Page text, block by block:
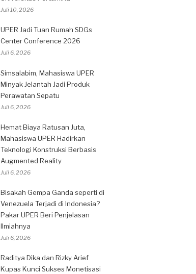
Juli 10, 2026
UPER Jadi Tuan Rumah SDGs
Center Conference 2026
Juli 6, 2026
Simsalabim, Mahasiswa UPER
Minyak Jelantah Jadi Produk
Perawatan Sepatu
Juli 6, 2026
Hemat Biaya Ratusan Juta,
Mahasiswa UPER Hadirkan
Teknologi Konstruksi Berbasis
Augmented Reality
Juli 6, 2026
Bisakah Gempa Ganda seperti di
Venezuela Terjadi di Indonesia?
Pakar UPER Beri Penjelasan
Ilmiahnya
Juli 6, 2026
Raditya Dika dan Rizky Arief
Kupas Kunci Sukses Monetisasi